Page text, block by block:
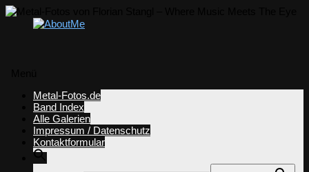
springen
Metal-Fotos.de
Band Index
Alle Galerien
Impressum / Datenschutz
Kontaktformular